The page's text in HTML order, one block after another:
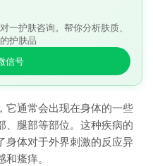
一护肤咨询。帮你分析肤质、
护肤品
信号
它通常会出现在身体的一些
、腿部等部位。这种疾病的
身体对于外界刺激的反应异
瘙痒。